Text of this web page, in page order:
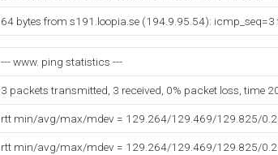
64 bytes from s191.loopia.se (194.9.95.54): icmp_seq=3
--- www. ping statistics ---
3 packets transmitted, 3 received, 0% packet loss, time
rtt min/avg/max/mdev = 129.264/129.469/129.825/
rtt min/avg/max/mdev = 129.264/129.469/129.825/